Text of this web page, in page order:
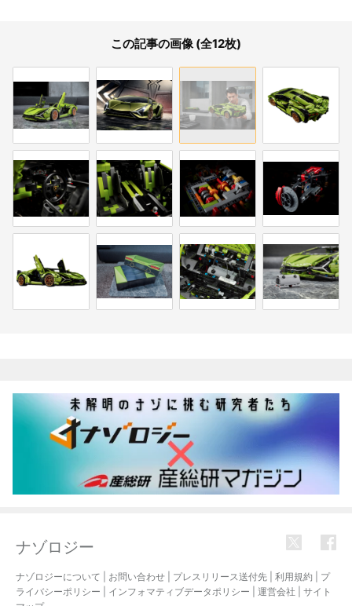
この記事の画像 (全12枚)
ナゾロジー
ナゾロジーについて お問い合わせ プレスリリース送付先 利用規約
プ
ライバシーポリシー
インフォマティブデータポリシー 運営会社
サイト